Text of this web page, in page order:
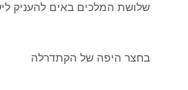
שלושת המלכים באים להעניק
בחצר היפה של הקתדרלה